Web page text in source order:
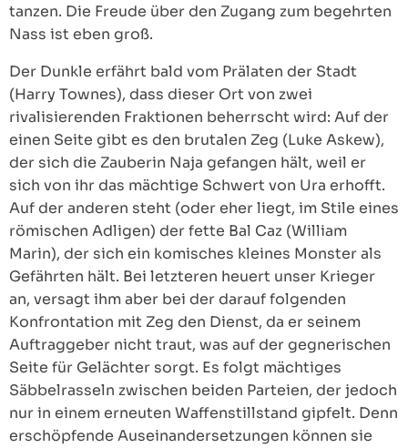
tanzen. Die Freude über den Zugang zum begehrten
Nass ist eben groß.
Der Dunkle erfährt bald vom Prälaten der Stadt
(Harry Townes), dass dieser Ort von zwei
rivalisierenden Fraktionen beherrscht wird: Auf der
einen Seite gibt es den brutalen Zeg (Luke Askew),
der sich die Zauberin Naja gefangen hält, weil er
sich von ihr das mächtige Schwert von Ura erhofft.
Auf der anderen steht (oder eher liegt, im Stile eines
römischen Adligen) der fette Bal Caz (William
Marin), der sich ein komisches kleines Monster als
Gefährten hält. Bei letzteren heuert unser Krieger
an, versagt ihm aber bei der darauf folgenden
Konfrontation mit Zeg den Dienst, da er seinem
Auftraggeber nicht traut, was auf der gegnerischen
Seite für Gelächter sorgt. Es folgt mächtiges
Säbbelrasseln zwischen beiden Parteien, der jedoch
nur in einem erneuten Waffenstillstand gipfelt. Denn
erschöpfende Auseinandersetzungen können sie